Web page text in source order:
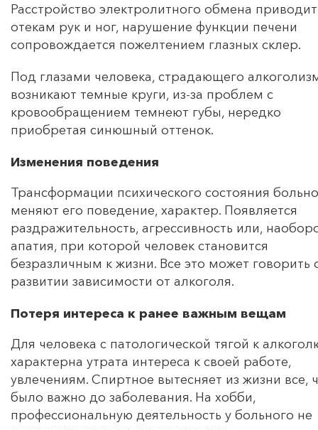
Расстройство электролитного обмена
отекам рук и ног, нарушение функции печени
сопровождается пожелтением глазных склер.
Под глазами человека, страдающего
возникают темные круги, из-за проблем с
кровообращением темнеют губы, нередко
приобретая синюшный оттенок.
Изменения поведения
Трансформации психического состояния
меняют его поведение, характер. Появляется
раздражительность, агрессивность или,
апатия, при которой человек становится
безразличным к жизни. Все это может говорить
развитии зависимости от алкоголя.
Потеря интереса к ранее важным вещам
Для человека с патологической тягой к
характерна утрата интереса к своей работе,
увлечениям. Спиртное вытесняет из жизни все,
было важно до заболевания. На хобби,
профессиональную деятельность у больного не